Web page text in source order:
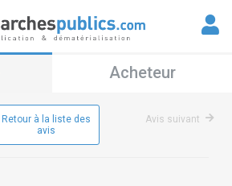
Acheteur
Retour à la liste des
avis
Avis suivant